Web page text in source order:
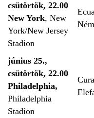
csütörtök, 22.00
New York, New
York/New Jersey
Stadion
június 25.,
csütörtök, 22.00
Philadelphia,
Philadelphia
Stadion